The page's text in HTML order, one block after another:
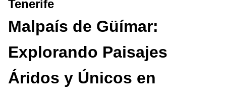
Tenerife
Malpaís de Güímar:
Explorando Paisajes
Áridos y Únicos en